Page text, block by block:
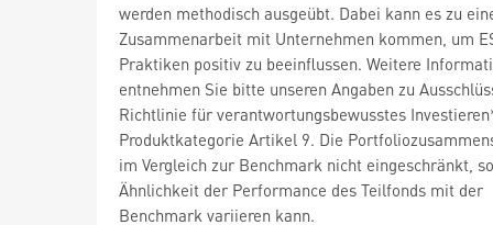
werden methodisch ausgeübt. Dabei kann es zu
Zusammenarbeit mit Unternehmen kommen, um
Praktiken positiv zu beeinflussen. Weitere
entnehmen Sie bitte unseren Angaben zu
Richtlinie für verantwortungsbewusstes
Produktkategorie Artikel 9. Die
im Vergleich zur Benchmark nicht eingeschränkt,
Ähnlichkeit der Performance des Teilfonds mit der
Benchmark variieren kann.